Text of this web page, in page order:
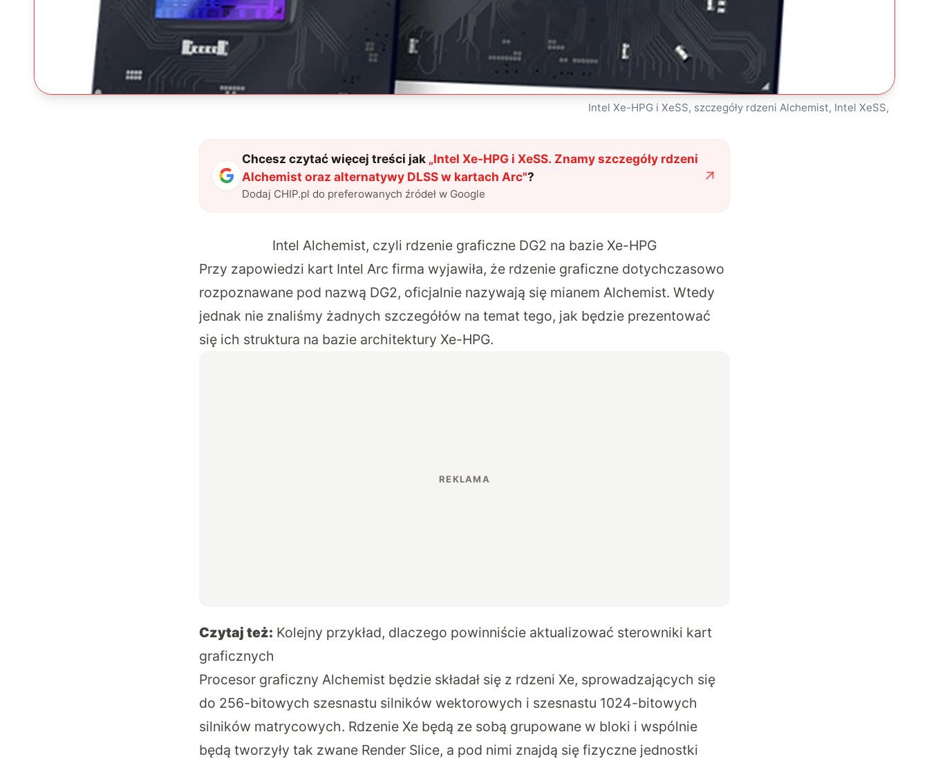
Intel Xe-HPG i XeSS, szczegóły rdzeni Alchemist, Intel XeSS,
Chcesz czytać więcej treści jak „Intel Xe-HPG i XeSS. Znamy szczegóły rdzeni
Alchemist oraz alternatywy DLSS w kartach Arc"?
Dodaj CHIP.pl do preferowanych źródeł w Google
Intel Alchemist, czyli rdzenie graficzne DG2 na bazie Xe-HPG
Przy zapowiedzi kart Intel Arc firma wyjawiła, że rdzenie graficzne dotychczasowo
rozpoznawane pod nazwą DG2, oficjalnie nazywają się mianem Alchemist. Wtedy
jednak nie znaliśmy żadnych szczegółów na temat tego, jak będzie prezentować
się ich struktura na bazie architektury Xe-HPG.
Czytaj też: Kolejny przykład, dlaczego powinniście aktualizować sterowniki kart
graficznych
Procesor graficzny Alchemist będzie składał się z rdzeni Xe, sprowadzających się
do 256-bitowych szesnastu silników wektorowych i szesnastu 1024-bitowych
silników matrycowych. Rdzenie Xe będą ze sobą grupowane w bloki i wspólnie
będą tworzyły tak zwane Render Slice, a pod nimi znajdą się fizyczne jednostki